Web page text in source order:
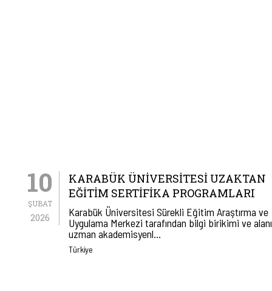
10
ŞUBAT
2026
KARABÜK ÜNIVERSITESI UZAKTAN
EĞITIM SERTIFIKA PROGRAMLARI
Karabük Üniversitesi Sürekli Eğitim Araştırma ve
Uygulama Merkezi tarafından bilgi birikimi ve
uzman akademisyenl…
Türkiye